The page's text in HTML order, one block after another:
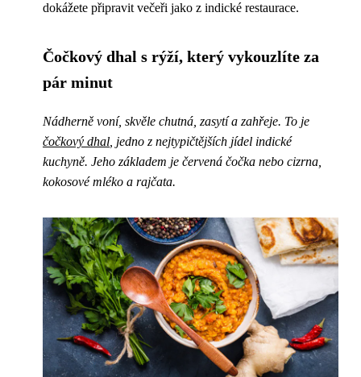
dokážete připravit večeři jako z indické restaurace.
Čočkový dhal s rýží, který vykouzlíte za
pár minut
Nádherně voní, skvěle chutná, zasytí a zahřeje. To je
čočkový dhal, jedno z nejtypičtějších jídel indické
kuchyně. Jeho základem je červená čočka nebo cizrna,
kokosové mléko a rajčata.